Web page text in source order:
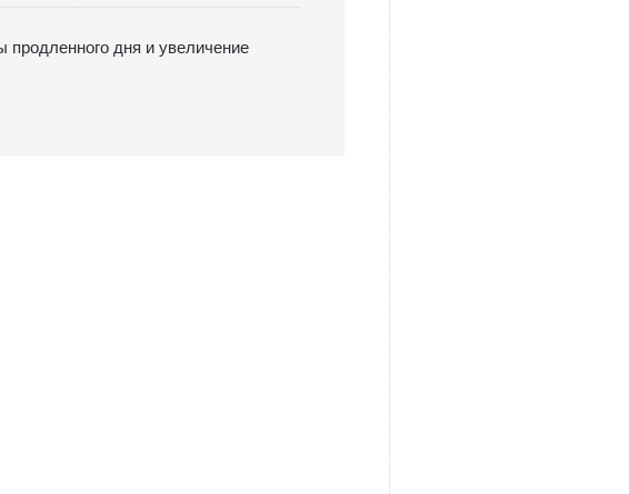
продленного дня и увеличение